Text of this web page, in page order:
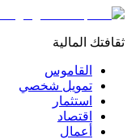
ثقافتك المالية
القاموس
تمويل شخصي
استثمار
اقتصاد
أعمال